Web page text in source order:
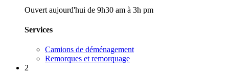
Ouvert aujourd'hui de 9h30 am à 3h pm
Services
Camions de déménagement
Remorques et remorquage
2